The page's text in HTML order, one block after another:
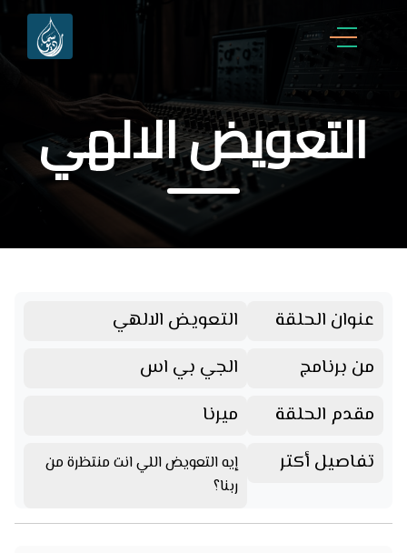
التعويض الالهي
عنوان الحلقة
التعويض الالهي
من برنامج
الجي بي اس
مقدم الحلقة
ميرنا
تفاصيل أكتر
إيه التعويض اللي انت منتظرة من
ربنا؟